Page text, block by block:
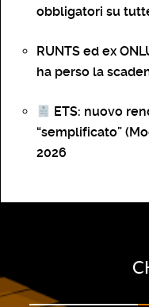
obbligatori su
RUNTS ed ex
ha perso la
ETS: nuovo
“semplificato”
2026